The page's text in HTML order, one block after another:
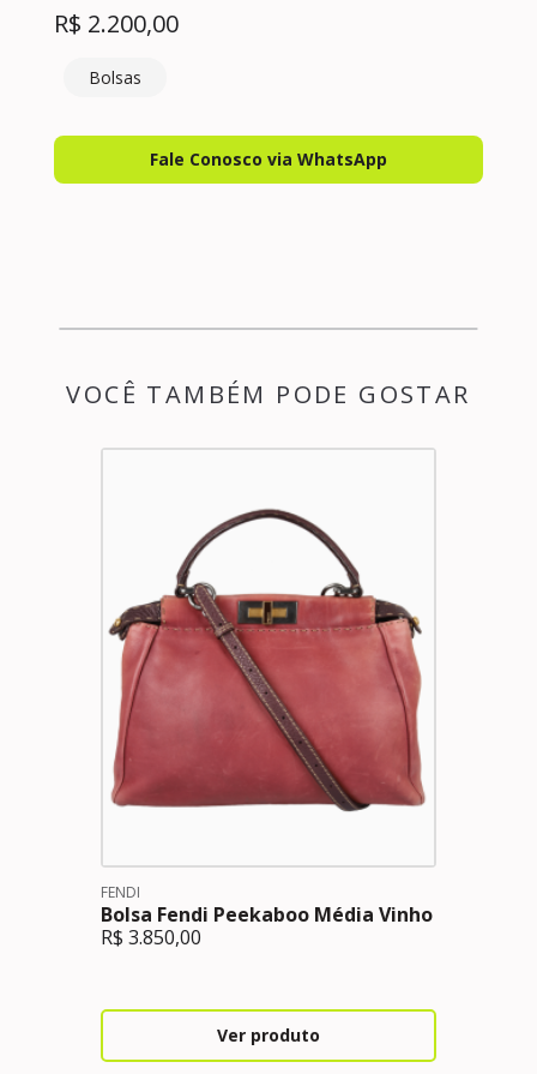
R$ 2.200,00
Bolsas
Fale Conosco via WhatsApp
VOCÊ TAMBÉM PODE GOSTAR
FENDI
Bolsa Fendi Peekaboo Média Vinho
R$ 3.850,00
Ver produto